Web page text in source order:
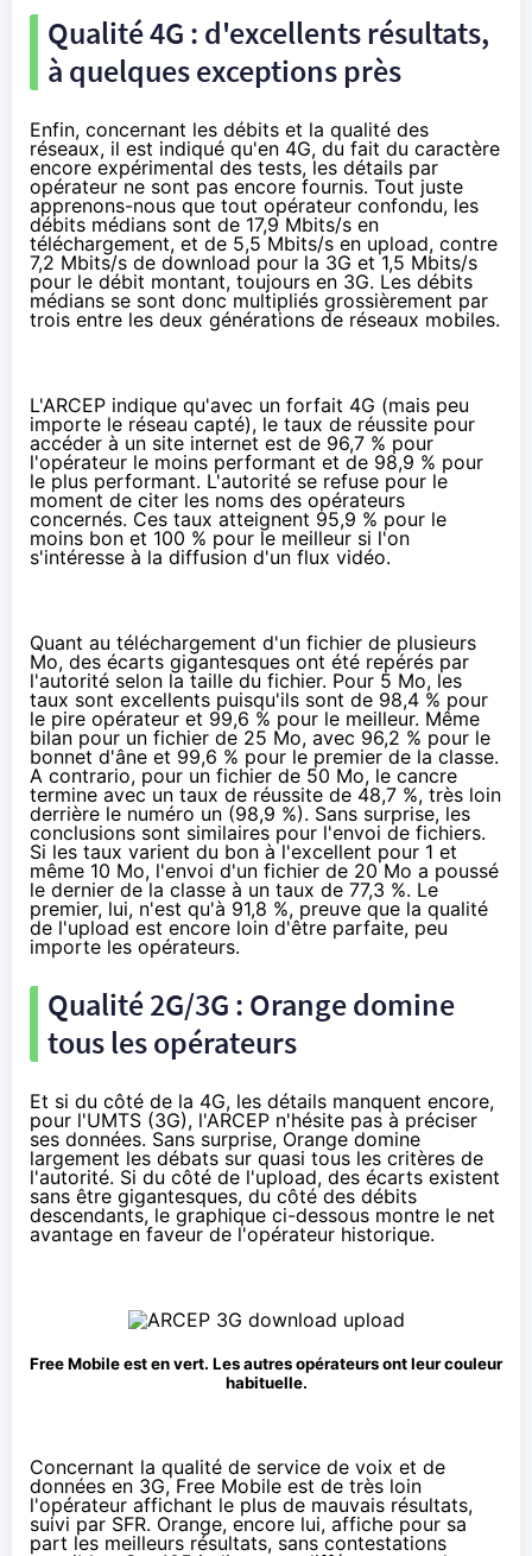
Qualité4G : d'excellents résultats,
à quelques exceptions près
Enfin, concernant les débits et la qualité des
réseaux, il est indiqué qu'en 4G, du fait du caractère
encore expérimental des tests, les détails par
opérateur ne sont pas encore fournis. Tout juste
apprenons-nous que tout opérateur confondu, les
débits médians sont de 17,9 Mbits/s en
téléchargement, et de 5,5 Mbits/s en upload, contre
7,2 Mbits/s de download pour la 3G et 1,5 Mbits/s
pour le débit montant, toujours en 3G. Les débits
médians se sont donc multipliés grossièrement par
trois entre les deux générations de réseaux mobiles.
L'ARCEP indique qu'avec un forfait 4G (mais peu
importe le réseau capté), le taux de réussite pour
accéder à un site internet est de 96,7 % pour
l'opérateur le moins performant et de 98,9 % pour
le plus performant. L'autorité se refuse pour le
moment de citer les noms des opérateurs
concernés. Ces taux atteignent 95,9 % pour le
moins bon et 100 % pour le meilleur si l'on
s'intéresse à la diffusion d'un flux vidéo.
Quant au téléchargement d'un fichier de plusieurs
Mo, des écarts gigantesques ont été repérés par
l'autorité selon la taille du fichier. Pour 5 Mo, les
taux sont excellents puisqu'ils sont de 98,4 % pour
le pire opérateur et 99,6 % pour le meilleur. Même
bilan pour un fichier de 25 Mo, avec 96,2 % pour le
bonnet d'âne et 99,6 % pour le premier de la classe.
A contrario, pour un fichier de 50 Mo, le cancre
termine avec un taux de réussite de 48,7 %, très loin
derrière le numéro un (98,9 %). Sans surprise, les
conclusions sont similaires pour l'envoi de fichiers.
Si les taux varient du bon à l'excellent pour 1 et
même 10 Mo, l'envoi d'un fichier de 20 Mo a poussé
le dernier de la classe à un taux de 77,3 %. Le
premier, lui, n'est qu'à 91,8 %, preuve que la qualité
de l'upload est encore loin d'être parfaite, peu
importe les opérateurs.
Qualité 2G/3G : Orangedomine
tous les opérateurs
Et si du côté de la 4G, les détails manquent encore,
pour l'UMTS (3G), l'ARCEP n'hésite pas à préciser
ses données. Sans surprise, Orangedomine
largement les débats sur quasi tous les critères de
l'autorité. Si du côté de l'upload, des écarts existent
sans être gigantesques, du côté des débits
descendants, le graphique ci-dessous montre le net
avantage en faveur de l'opérateur historique.
Free Mobileest en vert. Les autres opérateurs ont leur couleur
habituelle.
Concernant la qualité de service de voix et de
données en 3G, Free Mobile est de très loin
l'opérateur affichant le plus de mauvais résultats,
suivi par SFR. Orange, encore lui, affiche pour sa
part les meilleurs résultats, sans contestations